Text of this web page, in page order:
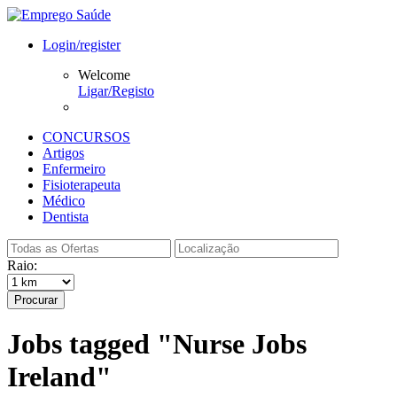
Login/register
Welcome
Ligar/Registo
CONCURSOS
Artigos
Enfermeiro
Fisioterapeuta
Médico
Dentista
Raio:
Procurar
Jobs tagged "Nurse Jobs
Ireland"